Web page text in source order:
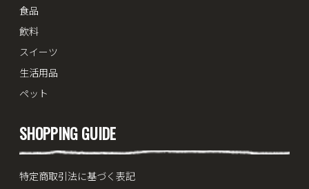
食品
飲料
スイーツ
生活用品
ペット
SHOPPING GUIDE
特定商取引法に基づく表記